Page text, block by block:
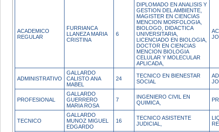
ACADEMICO
REGULAR
FURRIANCA
LLANEZA MARIA
CRISTINA
6
DIPLOMADO EN ANALISIS Y
GESTION DEL AMBIENTE,
MAGISTER EN CIENCIAS
MENCION MORFOLOGIA,
BIOLOGO, DIDACTICA
UNIVERSITARIA,
LICENCIADO EN BIOLOGIA,
DOCTOR EN CIENCIAS
MENCION BIOLOGIA
CELULAR Y MOLECULAR
APLICADA,
ADMINISTRATIVO
GALLARDO
CALISTO ANA
MABEL
24
TECNICO EN BIENESTAR
SOCIAL
PROFESIONAL
GALLARDO
GUERRERO
MARIA ROSA
7
INGENIERO CIVIL EN
QUIMICA,
TECNICO
GALLARDO
MUNOZ MIGUEL
EDGARDO
16
TECNICO ASISTENTE
JUDICIAL,